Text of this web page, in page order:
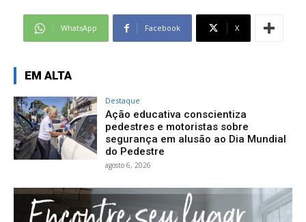
WhatsApp Facebook X
EM ALTA
Destaque
Ação educativa conscientiza
pedestres e motoristas sobre
segurança em alusão ao Dia Mundial
do Pedestre
agosto 6, 2026